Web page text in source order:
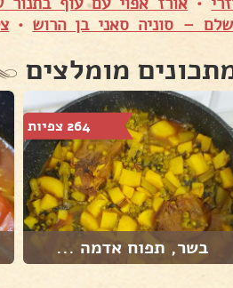
– סוניה סאני בן הרוש •
מומלצים
264 צפיות
בשר, תפוח אדמה ...